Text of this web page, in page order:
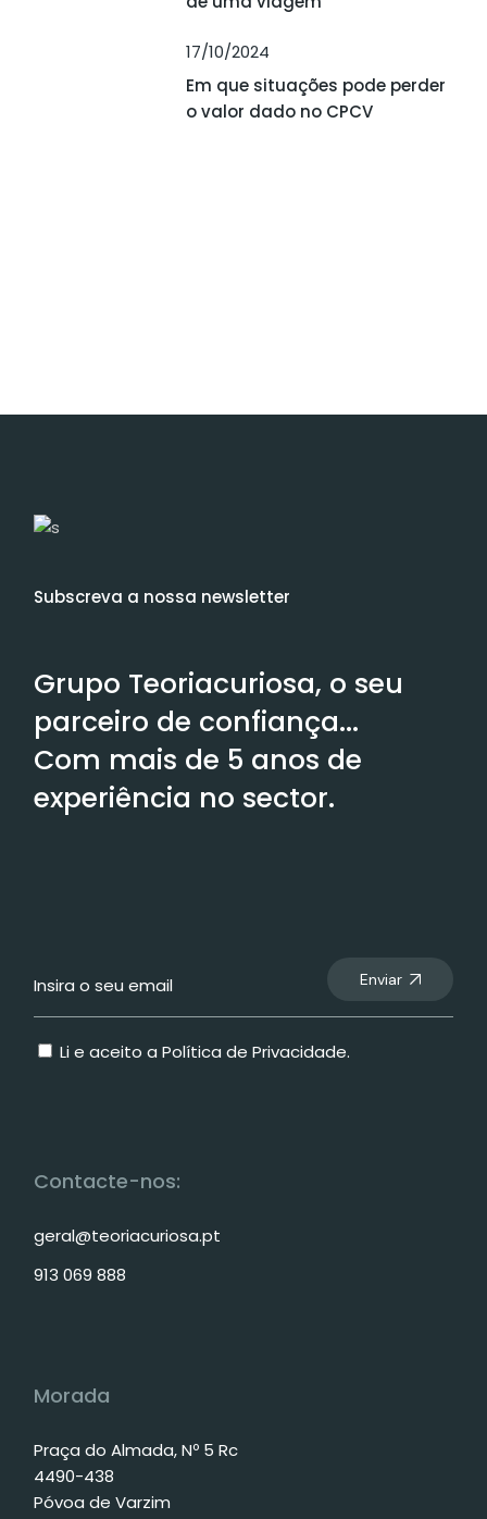
17/10/2024
Em que situações pode perder
o valor dado no CPCV
Subscreva a nossa newsletter
Grupo Teoriacuriosa, o seu
parceiro de confiança...
Com mais de 5 anos de
experiência no sector.
Enviar
Li e aceito aPolítica de Privacidade.
Contacte-nos:
geral@teoriacuriosa.pt
913 069 888
Morada
Praça do Almada, Nº 5 Rc
4490-438
Póvoa de Varzim